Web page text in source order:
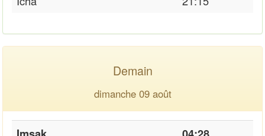
Demain
dimanche 09 août